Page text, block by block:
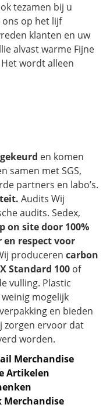
tezamen bij u
op het lijf
klanten en uw
alvast warme Fijne
wordt alleen
gekeurd en komen
samen met SGS,
partners en labo’s.
Audits Wij
audits. Sedex,
on site door 100%
en respect voor
produceren carbon
Standard 100 of
vulling. Plastic
mogelijk
en bieden
zorgen ervoor dat
worden.
Merchandise
Artikelen
Merchandise